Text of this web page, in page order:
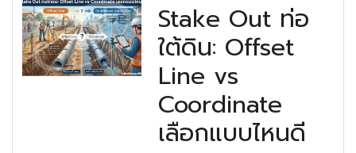
Stake Out ท่อ
ใต้ดิน: Offset
Line vs
Coordinate
เลือกแบบไหนดี